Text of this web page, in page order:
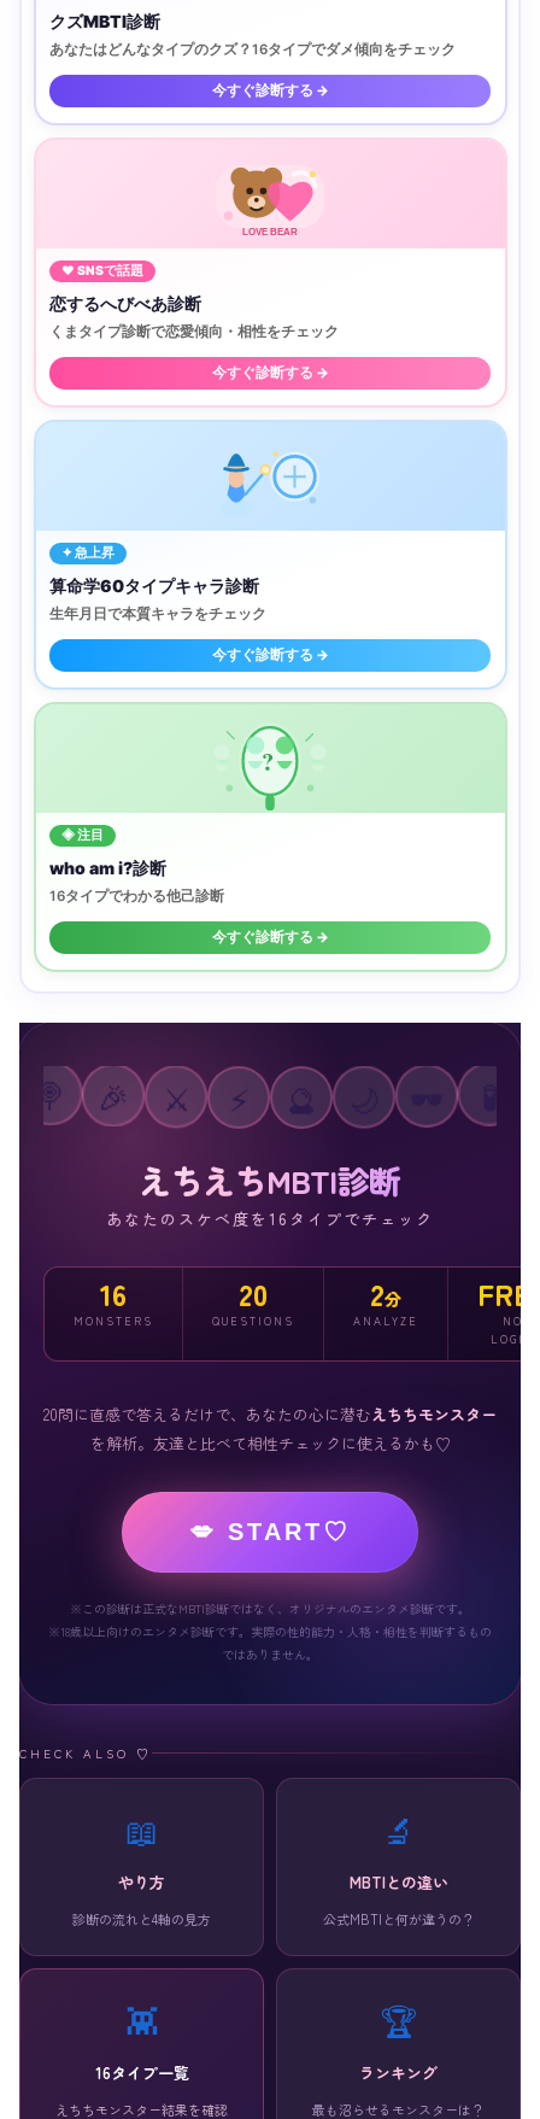
クズMBTI診断
あなたはどんなタイプのクズ？16タイプでダメ傾向をチェック
今すぐ診断する →
LOVE BEAR
♥ SNSで話題
恋するへびべあ診断
くまタイプ診断で恋愛傾向・相性をチェック
今すぐ診断する →
✦ 急上昇
算命学60タイプキャラ診断
生年月日で本質キャラをチェック
今すぐ診断する →
?
◈ 注目
who am i?診断
16タイプでわかる他己診断
今すぐ診断する →
🍭 🎉 ⚔️ ⚡ 🔮
えちえちMBTI診断
あなたのスケベ度を16タイプでチェック
16
MONSTERS
20
QUESTIONS
2分
ANALYZE
NO
LOGIN
20問に直感で答えるだけで、あなたの心に潜むえちちモンスター
を解析。友達と比べて相性チェックに使えるかも♡
💋 START♡
※この診断は正式なMBTI診断ではなく、オリジナルのエンタメ診断です。
※18歳以上向けのエンタメ診断です。実際の性的能力・人格・相性を判断するもの
ではありません。
CHECK ALSO ♡
📖
やり方
診断の流れと4軸の見方
🔬
MBTIとの違い
公式MBTIと何が違うの？
👾
16タイプ一覧
えちちモンスター結果を確認
🏆
ランキング
最も沼らせるモンスターは？